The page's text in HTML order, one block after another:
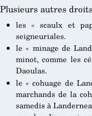
Plusieurs autres
les « scaulx et
seigneuriales.
le « minage de
minot, comme les
Daoulas.
le « cohuage de
marchands de la
samedis à